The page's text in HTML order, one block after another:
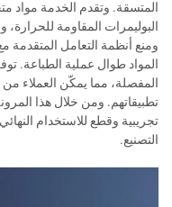
المتسقة. وتقدم الخدمة مواد
البوليمرات المقاومة للحرارة،
ومنع أنظمة التعامل
المواد طوال عملية الطباعة.
المفصلة، مما يمكّن العملاء
تطبيقاتهم. ومن خلال هذا
تجريبية وقطع للاستخدام
التصنيع.